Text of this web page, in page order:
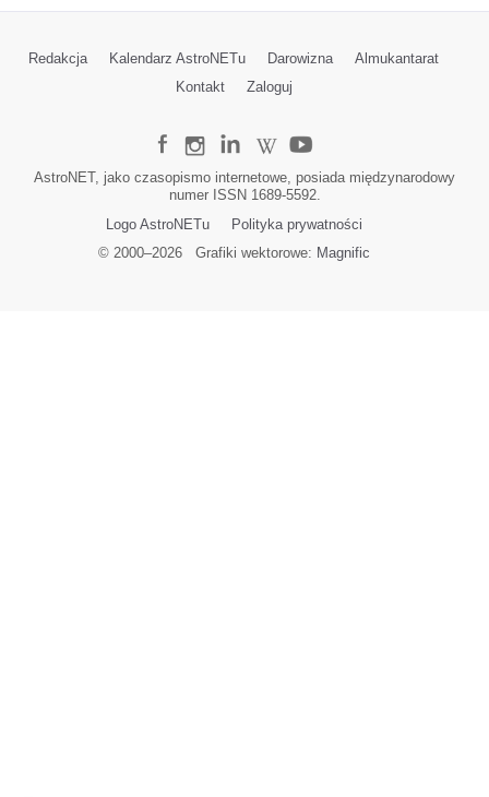
Redakcja Kalendarz AstroNETu Darowizna
Almukantarat
Kontakt
Zaloguj
AstroNET, jako czasopismo internetowe, posiada międzynarodowy
numer ISSN 1689-5592.
Logo AstroNETu
Polityka prywatności
© 2000–2026Grafiki wektorowe: Magnific